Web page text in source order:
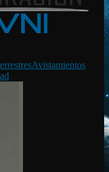
Avistamientos